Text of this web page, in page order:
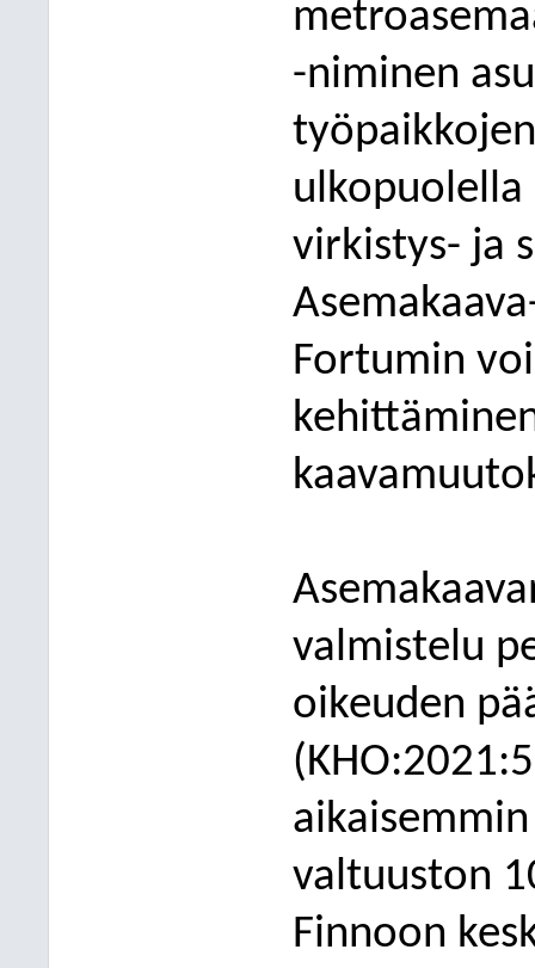
metroa
-niminen
ulkopuolella
virkistys- ja
Fortumin
valmistelu
oikeuden
valtuuston
Finnoon